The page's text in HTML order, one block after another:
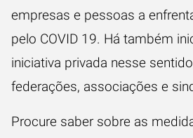
empresas e pessoas a
pelo COVID 19. Há também
iniciativa privada nesse
federações, associações e
Procure saber sobre as